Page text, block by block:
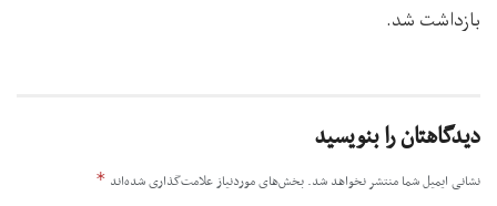
بازداشت شد.
دیدگاهتان را بنویسید
نشانی ایمیل شما منتشر نخواهد شد. بخش‌های موردنیاز علامت‌گذاری شده‌اند *